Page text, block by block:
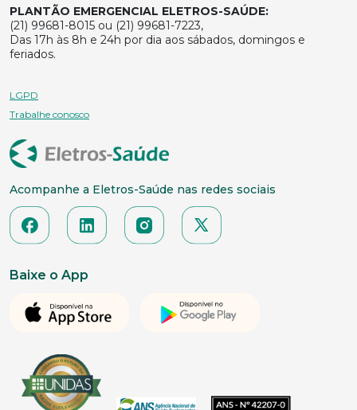
PLANTÃO EMERGENCIAL ELETROS-SAÚDE:
(21) 99681-8015 ou (21) 99681-7223,
Das 17h às 8h e 24h por dia aos sábados, domingos e
feriados.
LGPD
Trabalhe conosco
Acompanhe a Eletros-Saúde nas redes sociais
Baixe o App